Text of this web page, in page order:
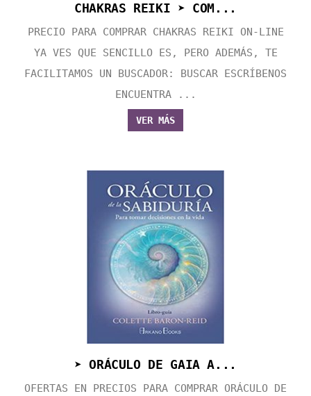
CHAKRAS REIKI ➤ COM...
PRECIO PARA COMPRAR CHAKRAS REIKI ON-LINE
YA VES QUE SENCILLO ES, PERO ADEMÁS, TE
FACILITAMOS UN BUSCADOR: BUSCAR ESCRÍBENOS
ENCUENTRA ...
VER MÁS
➤ ORÁCULO DE GAIA A...
OFERTAS EN PRECIOS PARA COMPRAR ORÁCULO DE